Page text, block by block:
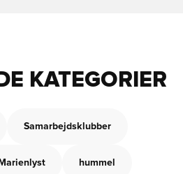
KATEGORIER
Samarbejdsklubber
hummel